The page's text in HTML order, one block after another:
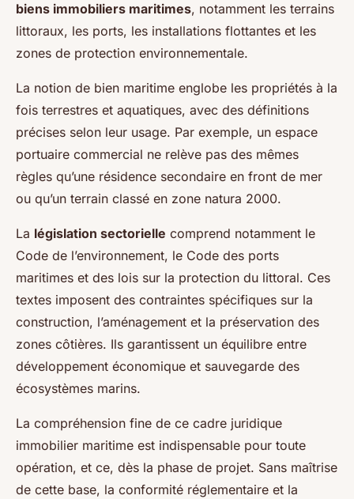
biens immobiliers maritimes, notamment les terrains
littoraux, les ports, les installations flottantes et les
zones de protection environnementale.
La notion de bien maritime englobe les propriétés à la
fois terrestres et aquatiques, avec des définitions
précises selon leur usage. Par exemple, un espace
portuaire commercial ne relève pas des mêmes
règles qu’une résidence secondaire en front de mer
ou qu’un terrain classé en zone natura 2000.
La législation sectorielle comprend notamment le
Code de l’environnement, le Code des ports
maritimes et des lois sur la protection du littoral. Ces
textes imposent des contraintes spécifiques sur la
construction, l’aménagement et la préservation des
zones côtières. Ils garantissent un équilibre entre
développement économique et sauvegarde des
écosystèmes marins.
La compréhension fine de ce cadre juridique
immobilier maritime est indispensable pour toute
opération, et ce, dès la phase de projet. Sans maîtrise
de cette base, la conformité réglementaire et la